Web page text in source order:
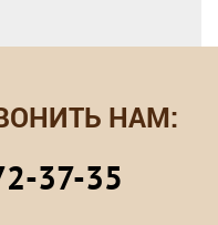
НАМ:
37-35